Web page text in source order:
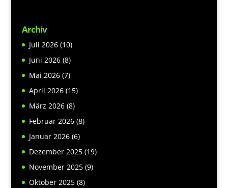
Archiv
Juli 2026(10)
Juni 2026(8)
Mai 2026(7)
April 2026(15)
März 2026(8)
Februar 2026(8)
Januar 2026(6)
Dezember 2025(19)
November 2025(9)
Oktober 2025(8)